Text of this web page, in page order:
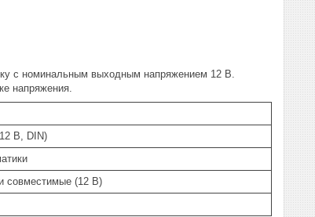
с номинальным выходным напряжением 12 В.
напряжения.
В, DIN)
совместимые (12 В)